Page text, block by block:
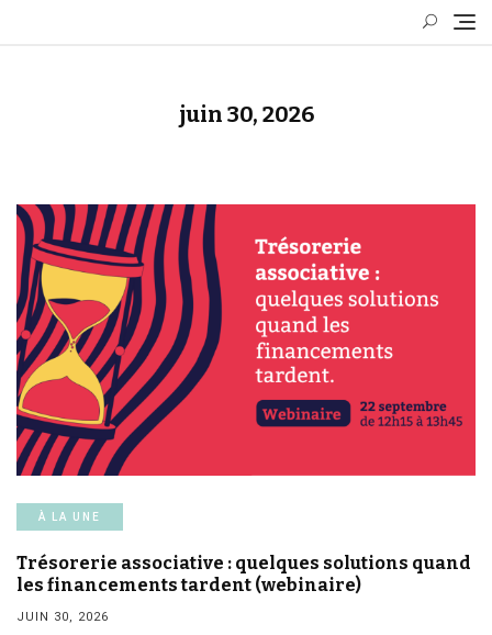
juin 30, 2026
À LA UNE
Trésorerie associative : quelques solutions quand
les financements tardent (webinaire)
JUIN 30, 2026